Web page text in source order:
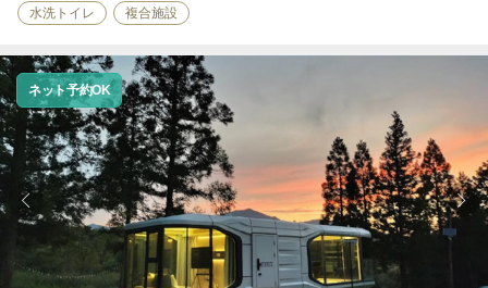
水洗トイレ 複合施設
ネット予約OK